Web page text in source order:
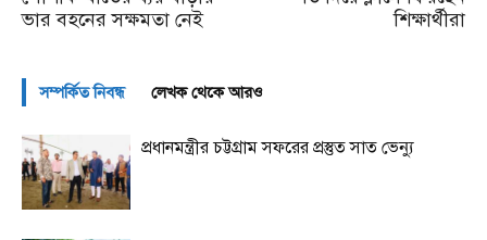
ভার বহনের সক্ষমতা নেই
শিক্ষার্থীরা
সম্পর্কিত নিবন্ধ লেখক থেকে আরও
প্রধানমন্ত্রীর চট্টগ্রাম সফরের প্রস্তুত সাত ভেন্যু